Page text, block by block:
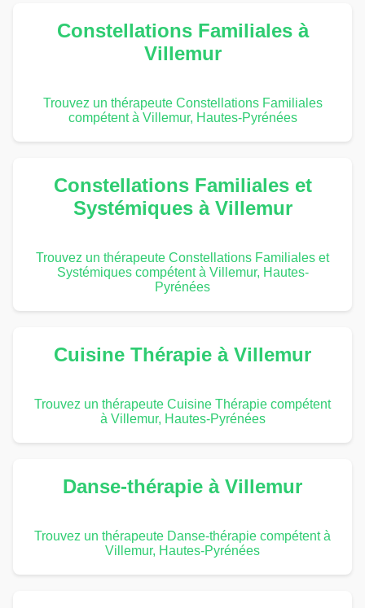
Constellations Familiales à
Villemur
Trouvez un thérapeute Constellations Familiales
compétent à Villemur, Hautes-Pyrénées
Constellations Familiales et
Systémiques à Villemur
Trouvez un thérapeute Constellations Familiales et
Systémiques compétent à Villemur, Hautes-
Pyrénées
Cuisine Thérapie à Villemur
Trouvez un thérapeute Cuisine Thérapie compétent
à Villemur, Hautes-Pyrénées
Danse-thérapie à Villemur
Trouvez un thérapeute Danse-thérapie compétent à
Villemur, Hautes-Pyrénées